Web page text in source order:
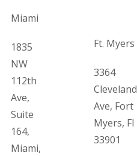
Miami
1835
NW
112th
Ave,
Suite
164,
Miami,
Ft. Myers
3364
Cleveland
Ave, Fort
Myers, Fl
33901